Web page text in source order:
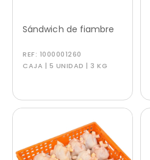
Sándwich de fiambre
REF: 1000001260
CAJA | 5 UNIDAD | 3 KG